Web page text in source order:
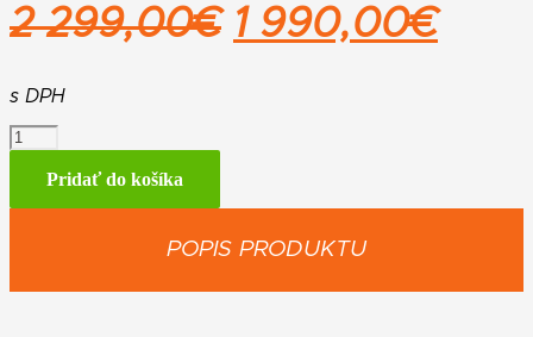
2 299,00€ Pôvodná
1 990,00€
s DPH
množstvo
STIHL
RMAPridať do košíka
POPIS PRODUKTU